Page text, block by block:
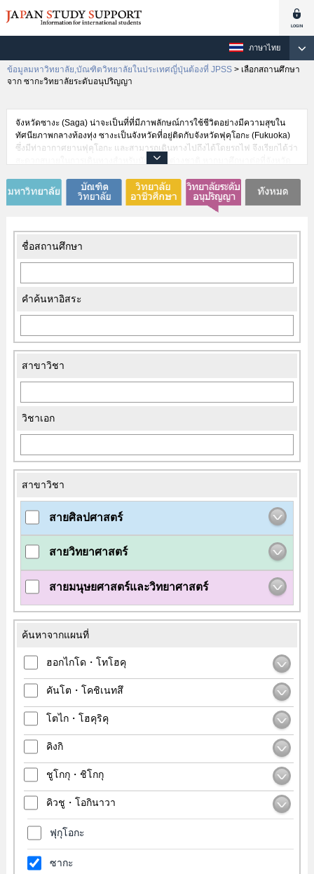
ภาษาไทย
ข้อมูลมหาวิทยาลัย,บัณฑิตวิทยาลัยในประเทศญี่ปุ่นต้องที่ JPSS > เลือกสถานศึกษา
จาก ซากะวิทยาลัยระดับอนุปริญญา
จังหวัดซางะ (Saga) น่าจะเป็นที่ที่มีภาพลักษณ์การใช้ชีวิตอย่างมีความสุขใน
ทัศนียภาพกลางท้องทุ่ง ซางะเป็นจังหวัดที่อยู่ติดกับจังหวัดฟุคุโอกะ (Fukuoka)
ซึ่งมีท่าอากาศยานฟุคุโอกะ และสามารถเดินทางไปถึงได้โดยรถไฟ จึงเรียกได้ว่า
สะดวกสบายในการเดินทางสำหรับนักศึกษาต่างชาติ หากมาศึกษาต่อที่จังหวัด
สถานโยชิโนะงาริ (Yoshinogari Site)และปราสาทคาราซึ (Kasatsu
Castle)นอกจากนี้ยังสามารถสัมผัสบรรยากาศริมทะเลได้ เนื่องจากมีพื้นที่ติด
ทะเล เช่นทะเลอาริอาเคะ (Ariake Sea)และทะเลเปิดเก็งไค (Genkai Sea)เป็นต้น
เฟอร์รี่ ซึ่งให้ความเพลิดเพลินในแบบที่แตกต่างไปจากแผ่นดินใหญ่
ชื่อสถานศึกษา
คำค้นหาอิสระ
สาขาวิชา
วิชาเอก
สาขาวิชา
สายศิลปศาสตร์
สายวิทยาศาสตร์
สายมนุษยศาสตร์และวิทยาศาสตร์
ค้นหาจากแผนที่
ฮอกไกโด・โทโฮคุ
คันโต・โคชิเนทสึ
โตไก・โฮคุริคุ
คิงกิ
ชูโกกุ・ชิโกกุ
คิวชู・โอกินาวา
ฟุกุโอกะ
ซากะ